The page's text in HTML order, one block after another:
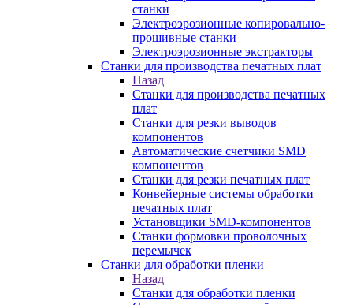
станки
Электроэрозионные копировально-
прошивные станки
Электроэрозионные экстракторы
Станки для производства печатных плат
Назад
Станки для производства печатных
плат
Станки для резки выводов
компонентов
Автоматические счетчики SMD
компонентов
Станки для резки печатных плат
Конвейерные системы обработки
печатных плат
Установщики SMD-компонентов
Станки формовки проволочных
перемычек
Станки для обработки пленки
Назад
Станки для обработки пленки